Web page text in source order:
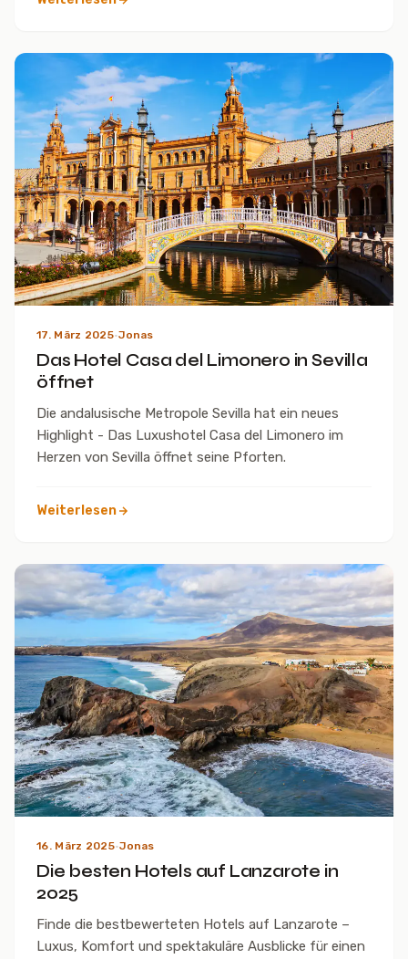
17. März 2025·Jonas
Das Hotel Casa del Limonero in Sevilla
öffnet
Die andalusische Metropole Sevilla hat ein neues
Highlight - Das Luxushotel Casa del Limonero im
Herzen von Sevilla öffnet seine Pforten.
Weiterlesen
16. März 2025·Jonas
Die besten Hotels auf Lanzarote in
2025
Finde die bestbewerteten Hotels auf Lanzarote –
Luxus, Komfort und spektakuläre Ausblicke für einen